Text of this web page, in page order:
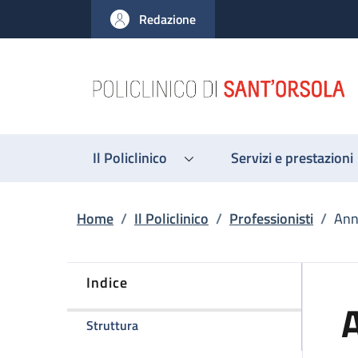
al contenuto principale
to footer content
Redazione
Il Policlinico Servizi e prestazioni
Briciole di pane
Home / Il Policlinico / Professionisti /
Indice
Strutturadella pagina Annalucia Virdi